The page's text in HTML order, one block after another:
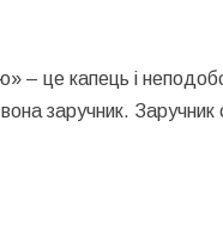
– це капець і
заручник.